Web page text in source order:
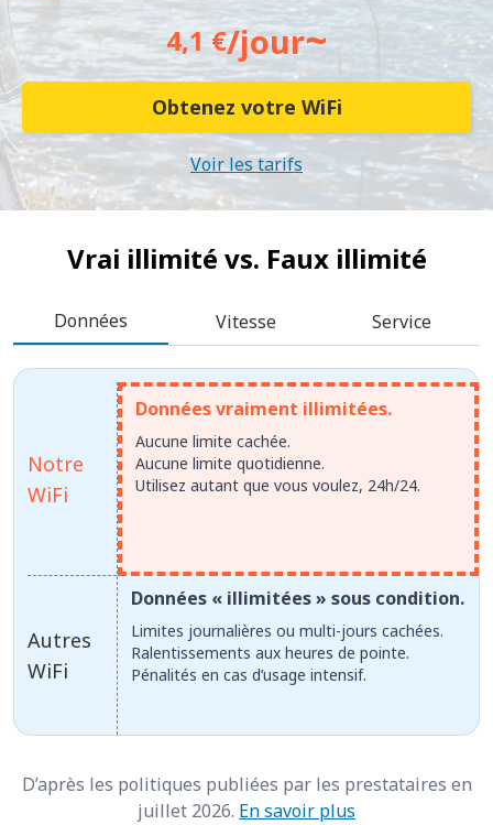
4,1 €/jour~
Obtenez votre WiFi
Voir les tarifs
Vrai illimité vs. Faux illimité
Données Vitesse Service
Notre
WiFi
Autres
WiFi
Données vraiment illimitées.
Aucune limite cachée.
Aucune limite quotidienne.
Utilisez autant que vous voulez, 24h/24.
Données « illimitées » sous condition.
Limites journalières ou multi-jours cachées.
Ralentissements aux heures de pointe.
Pénalités en cas d’usage intensif.
D’après les politiques publiées par les prestataires en
juillet 2026. En savoir plus